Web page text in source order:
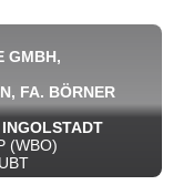
GMBH,
FA. BÖRNER
(WBO)